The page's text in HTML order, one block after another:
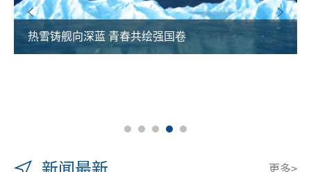
热雪铸舰向深蓝 青春共绘强国卷
更多>